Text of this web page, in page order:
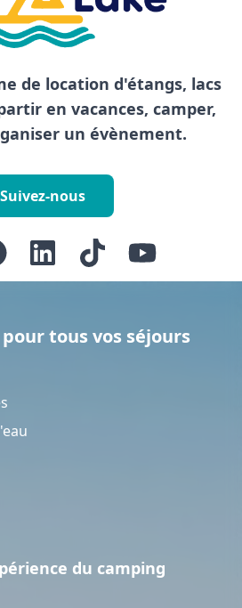
de location d'étangs, lacs
en vacances, camper,
un évènement.
Suivez-nous
tous vos séjours
du camping